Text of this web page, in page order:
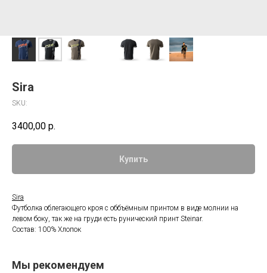
Sira
SKU:
3400,00 р.
Купить
Sira
Футболка облегающего кроя с оббъёмным принтом в виде молнии на
левом боку, так же на груди есть рунический принт Steinar.
Состав: 100% Хлопок
Мы рекомендуем